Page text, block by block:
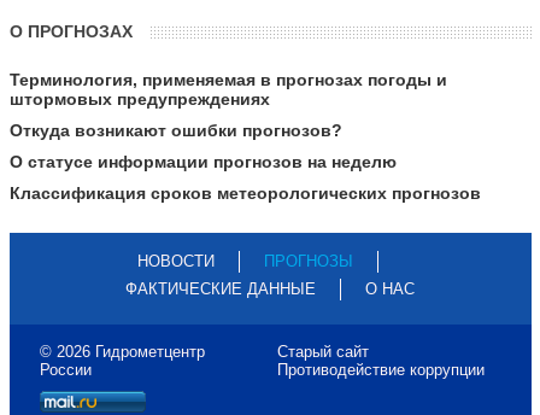
О ПРОГНОЗАХ
Терминология, применяемая в прогнозах погоды и
штормовых предупреждениях
Откуда возникают ошибки прогнозов?
О статусе информации прогнозов на неделю
Классификация сроков метеорологических прогнозов
НОВОСТИ
ПРОГНОЗЫ
ФАКТИЧЕСКИЕ ДАННЫЕ
О НАС
© 2026 Гидрометцентр
России
Старый сайт
Противодействие коррупции